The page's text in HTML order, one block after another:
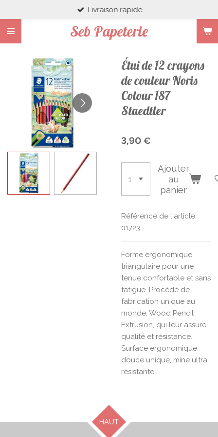
au
contenu
principal
Seb Papeterie
Livraison rapide
Étui de 12 crayons
de couleur Noris
Colour 187
Staedtler
3,90 €
Ajouter
au
panier
Référence de l'article:
01723
Forme ergonomique
triangulaire pour une
tenue confortable et sans
fatigue. Procédé de
fabrication unique au
monde. Wood Pencil
Extrusion, qui leur assure
qualité et résistance.
Surface ergonomique
douce unique, mine ultra
résistante
HAUT